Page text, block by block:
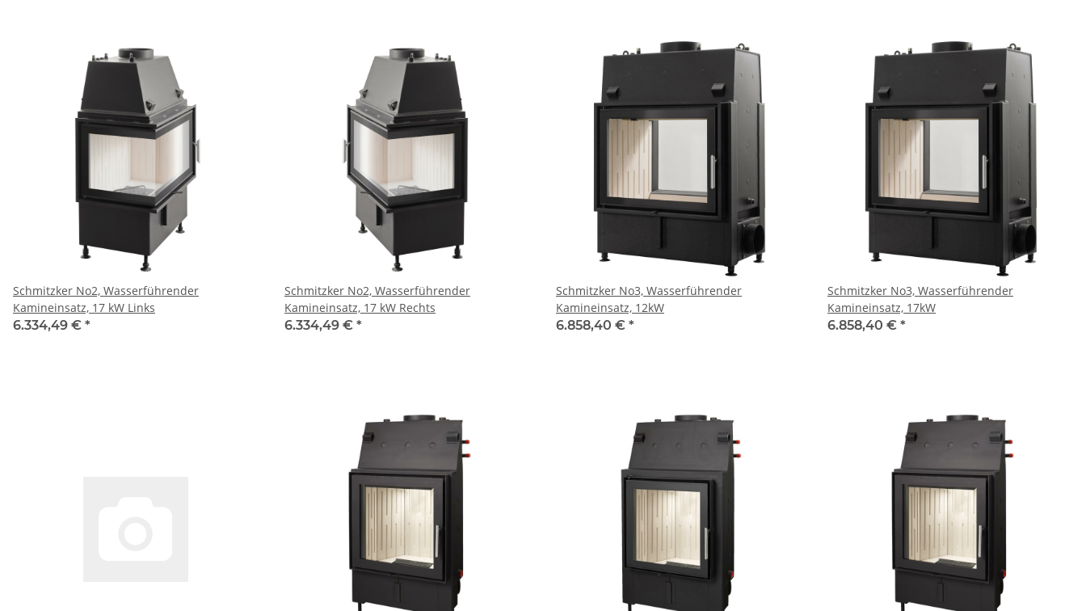
Schmitzker No2, Wasserführender
Kamineinsatz, 17 kW Links
6.334,49 € *
Schmitzker No2, Wasserführender
Kamineinsatz, 17 kW Rechts
6.334,49 € *
Schmitzker No3, Wasserführender
Kamineinsatz, 12kW
6.858,40 € *
Schmitzker No3, Wasserführender
Kamineinsatz, 17kW
6.858,40 € *